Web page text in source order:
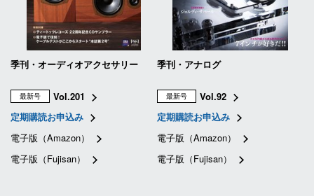
季刊・オーディオアクセサリー
最新号
Vol.201
定期購読お申込み
電子版（Amazon）
電子版（Fujisan）
季刊・アナログ
最新号
Vol.92
定期購読お申込み
電子版（Amazon）
電子版（Fujisan）